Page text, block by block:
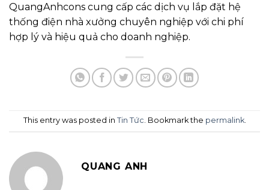
QuangAnhcons cung cấp các dịch vụ lắp đặt hệ
thống điện nhà xưởng chuyên nghiệp với chi phí
hợp lý và hiệu quả cho doanh nghiệp.
This entry was posted in Tin Tức. Bookmark the permalink.
QUANG ANH